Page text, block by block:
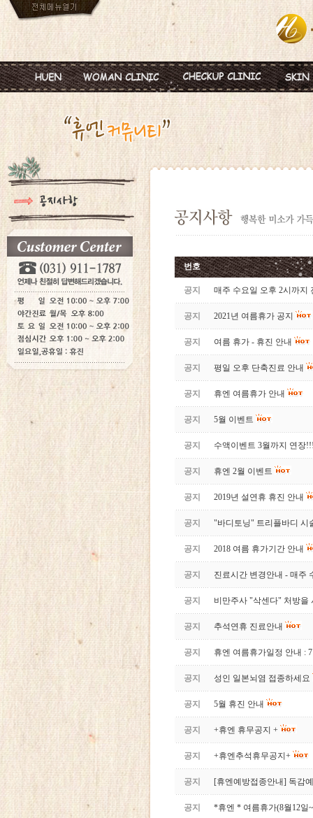
진료안내
진료시간
병원둘러보기
찾아오시는길
피임
월경이상
질염 및 성병
갱년기 및 폐경
여성성형
혈액종합검진
미혼여성검진
초기임신검진
번호
공지 매주 수요일 오후 2시까지
공지 2021년 여름휴가 공지
공지 여름 휴가 - 휴진 안내
공지 평일 오후 단축진료 안내
공지 휴엔 여름휴가 안내
공지 5월 이벤트
공지 수액이벤트 3월까지 연장
공지 휴엔 2월 이벤트
공지 2019년 설연휴 휴진 안내
공지 "바디토닝" 트리플바디 시
공지 2018 여름 휴가기간 안내
공지 진료시간 변경안내 - 매주
공지 비만주사 "삭센다" 처방을
공지 추석연휴 진료안내
공지 휴엔 여름휴가일정 안내 :
공지 성인 일본뇌염 접종하세요
공지 5월 휴진 안내
공지 +휴엔 휴무공지 +
공지 +휴엔추석휴무공지+
공지 [휴엔예방접종안내] 독감
공지 *휴엔 * 여름휴가(8월12일